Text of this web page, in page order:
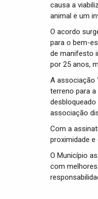
causa a
animal e um
O acordo
para o bem-
de manifesto
por 25 anos,
A associação
terreno para
associação
Com a
proximidade
O Município
com